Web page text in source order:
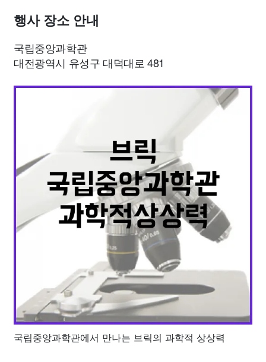
행사 장소 안내
국립중앙과학관
대전광역시 유성구 대덕대로 481
국립중앙과학관에서 만나는 브릭의 과학적 상상력